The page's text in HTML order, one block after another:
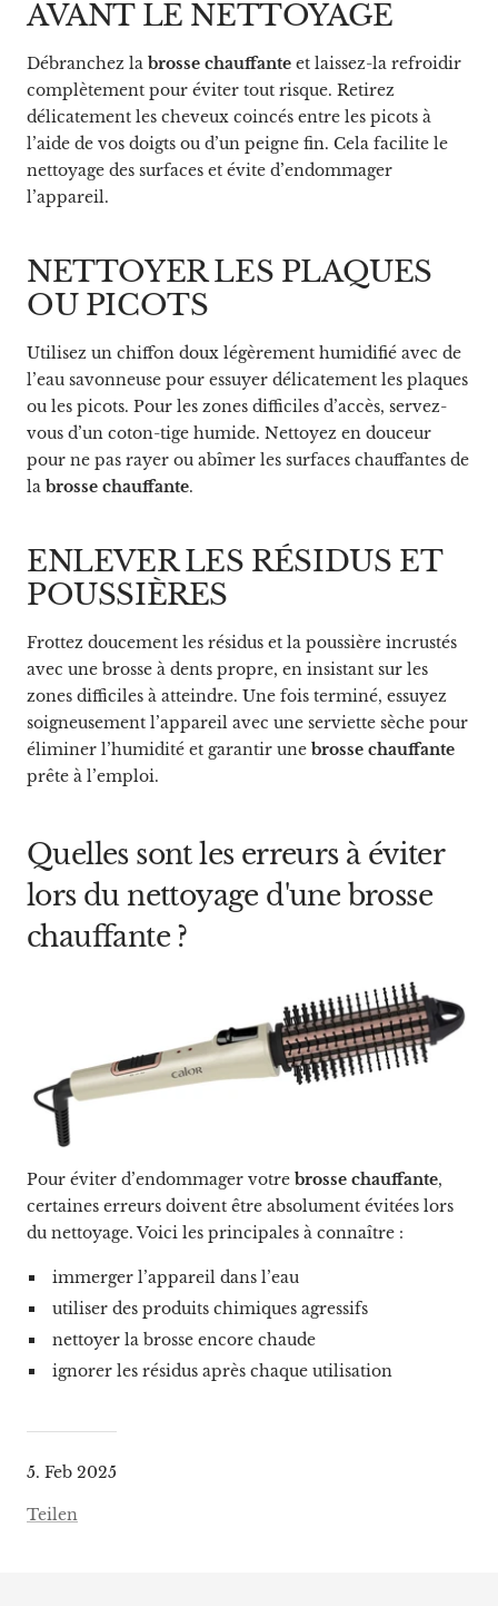
5. Feb 2025
Teilen
AVANT LE NETTOYAGE
Débranchez la brosse chauffante et laissez-la refroidir
complètement pour éviter tout risque. Retirez
délicatement les cheveux coincés entre les picots à
l’aide de vos doigts ou d’un peigne fin. Cela facilite le
nettoyage des surfaces et évite d’endommager
l’appareil.
NETTOYER LES PLAQUES
OU PICOTS
Utilisez un chiffon doux légèrement humidifié avec de
l’eau savonneuse pour essuyer délicatement les plaques
ou les picots. Pour les zones difficiles d’accès, servez-
vous d’un coton-tige humide. Nettoyez en douceur
pour ne pas rayer ou abîmer les surfaces chauffantes de
la brosse chauffante.
ENLEVER LES RÉSIDUS ET
POUSSIÈRES
Frottez doucement les résidus et la poussière incrustés
avec une brosse à dents propre, en insistant sur les
zones difficiles à atteindre. Une fois terminé, essuyez
soigneusement l’appareil avec une serviette sèche pour
éliminer l’humidité et garantir une brosse chauffante
prête à l’emploi.
Quelles sont les erreurs à éviter
lors du nettoyage d'une brosse
chauffante ?
Pour éviter d’endommager votre brosse chauffante,
certaines erreurs doivent être absolument évitées lors
du nettoyage. Voici les principales à connaître :
immerger l’appareil dans l’eau
utiliser des produits chimiques agressifs
nettoyer la brosse encore chaude
ignorer les résidus après chaque utilisation